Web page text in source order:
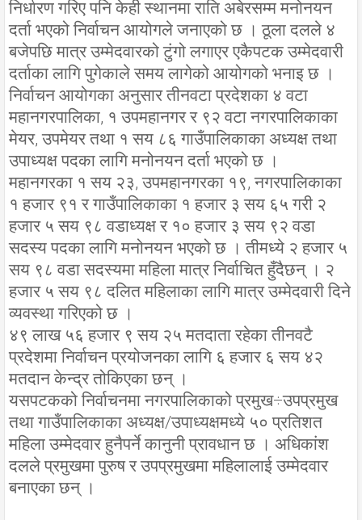
निर्धारण गरिए पनि केही स्थानमा राति अबेरसम्म मनोनयन
दर्ता भएको निर्वाचन आयोगले जनाएको छ । ठूला दलले ४
बजेपछि मात्र उम्मेदवारको टुंगो लगाएर एकैपटक उम्मेदवारी
दर्ताका लागि पुगेकाले समय लागेको आयोगको भनाइ छ ।
निर्वाचन आयोगका अनुसार तीनवटा प्रदेशका ४ वटा
महानगरपालिका, १ उपमहानगर र ९२ वटा नगरपालिकाका
मेयर, उपमेयर तथा १ सय ८६ गाउँपालिकाका अध्यक्ष तथा
उपाध्यक्ष पदका लागि मनोनयन दर्ता भएको छ ।
महानगरका १ सय २३, उपमहानगरका १९, नगरपालिकाका
१ हजार ९१ र गाउँपालिकाका १ हजार ३ सय ६५ गरी २
हजार ५ सय ९८ वडाध्यक्ष र १० हजार ३ सय ९२ वडा
सदस्य पदका लागि मनोनयन भएको छ । तीमध्ये २ हजार ५
सय ९८ वडा सदस्यमा महिला मात्र निर्वाचित हुँदैछन् । २
हजार ५ सय ९८ दलित महिलाका लागि मात्र उम्मेदवारी दिने
व्यवस्था गरिएको छ ।
४९ लाख ५६ हजार ९ सय २५ मतदाता रहेका तीनवटै
प्रदेशमा निर्वाचन प्रयोजनका लागि ६ हजार ६ सय ४२
मतदान केन्द्र तोकिएका छन् ।
यसपटकको निर्वाचनमा नगरपालिकाको प्रमुख÷उपप्रमुख
तथा गाउँपालिकाका अध्यक्ष/उपाध्यक्षमध्ये ५० प्रतिशत
महिला उम्मेदवार हुनैपर्ने कानुनी प्रावधान छ । अधिकांश
दलले प्रमुखमा पुरुष र उपप्रमुखमा महिलालाई उम्मेदवार
बनाएका छन् ।